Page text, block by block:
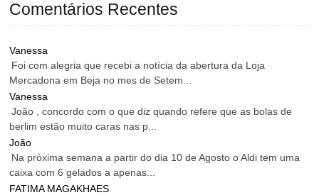
Comentários Recentes
Vanessa
Foi com alegria que recebi a notícia da abertura da Loja
Mercadona em Beja no mes de Setem...
Vanessa
João , concordo com o que diz quando refere que as bolas de
berlim estão muito caras nas p...
João
Na próxima semana a partir do dia 10 de Agosto o Aldi tem uma
caixa com 6 gelados a apenas...
FATIMA MAGAKHAES